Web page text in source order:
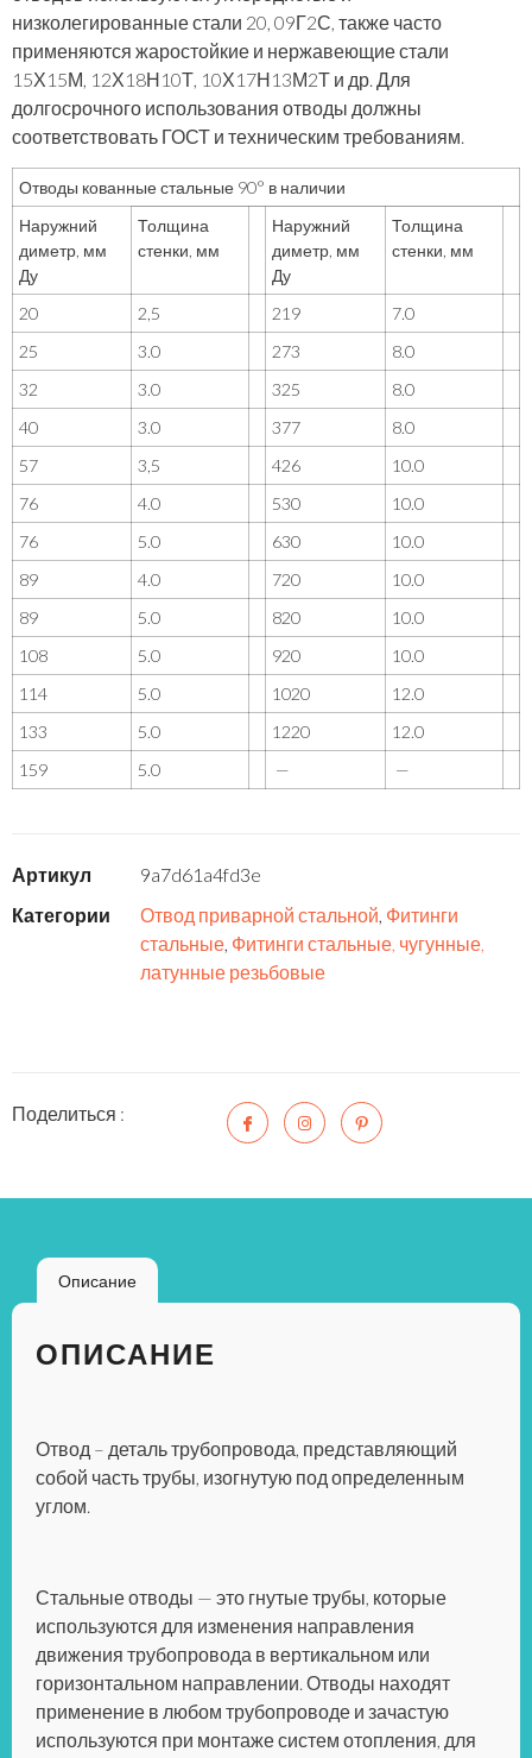
низколегированные стали 20, 09Г2С, также часто
применяются жаростойкие и нержавеющие стали
15Х15М, 12Х18Н10Т, 10Х17Н13М2Т и др. Для
долгосрочного использования отводы должны
соответствовать ГОСТ и техническим требованиям.
Отводы кованные стальные 90° в наличии
Наружний
диметр, мм
Ду
Толщина
стенки, мм
Наружний
диметр, мм
Ду
Толщина
стенки, мм
20 2,5 219
7.0
25
3.0 273
8.0
32
3.0 325
8.0
40
3.0 377
8.0
57
3,5 426
10.0
76
4.0 530
10.0
76
5.0 630
10.0
89
4.0 720
10.0
89
5.0 820
10.0
108
5.0 920
10.0
114
5.0 1020
12.0
133
5.0 1220
12.0
159
5.0 — —
Артикул
9a7d61a4fd3e
Категории
Отвод приварной стальной, Фитинги
стальные, Фитинги стальные, чугунные,
латунные резьбовые
Поделиться :
Описание
ОПИСАНИЕ
Отвод – деталь трубопровода, представляющий
собой часть трубы, изогнутую под определенным
углом.
Стальные отводы — это гнутые трубы, которые
используются для изменения направления
движения трубопровода в вертикальном или
горизонтальном направлении. Отводы находят
применение в любом трубопроводе и зачастую
используются при монтаже систем отопления, для